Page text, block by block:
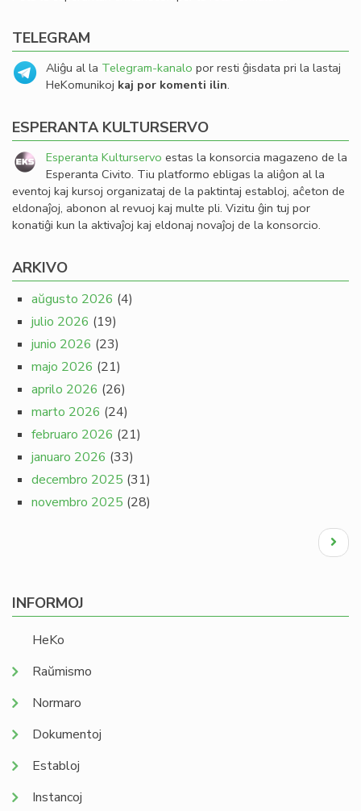
TELEGRAM
Aliĝu al la Telegram-kanalo por resti ĝisdata pri la lastaj
HeKomunikoj kaj por komenti ilin.
ESPERANTA KULTURSERVO
Esperanta Kulturservo estas la konsorcia magazeno de la
Esperanta Civito. Tiu platformo ebligas la aliĝon al la
eventoj kaj kursoj organizataj de la paktintaj establoj, aĉeton de
eldonaĵoj, abonon al revuoj kaj multe pli. Vizitu ĝin tuj por
konatiĝi kun la aktivaĵoj kaj eldonaj novaĵoj de la konsorcio.
ARKIVO
aŭgusto 2026 (4)
julio 2026 (19)
junio 2026 (23)
majo 2026 (21)
aprilo 2026 (26)
marto 2026 (24)
februaro 2026 (21)
januaro 2026 (33)
decembro 2025 (31)
novembro 2025 (28)
Next
page
INFORMOJ
HeKo
Raŭmismo
Normaro
Dokumentoj
Establoj
Instancoj